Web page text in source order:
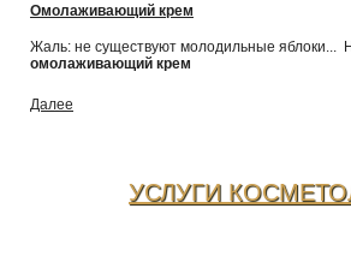
Омолаживающий крем
Жаль: не существуют молодильные яблоки...
омолаживающий крем
Далее
УСЛУГИ